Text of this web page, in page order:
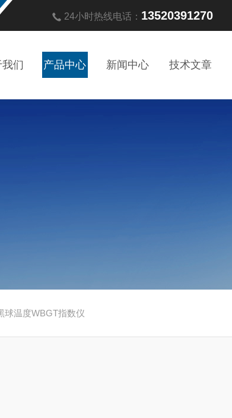
24小时热线电话： 13520391270
们 产品中心 新闻中心 技术文章
球温度WBGT指数仪